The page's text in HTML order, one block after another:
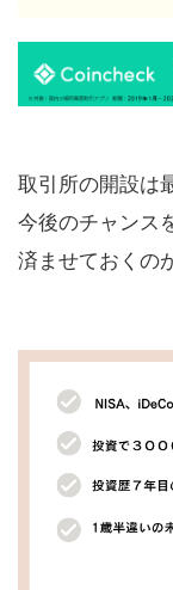
取引所の開設は
今後のチャンス
済ませておくの